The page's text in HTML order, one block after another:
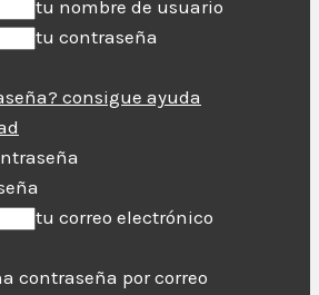
tu nombre de usuario
tu contraseña
consigue ayuda
tu correo electrónico
contraseña por correo